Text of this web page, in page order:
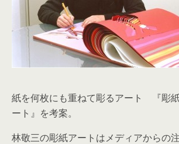
紙を何枚にも重ねて彫るアート 『彫
ート』を考案。
林敬三の彫紙アートはメディアからの